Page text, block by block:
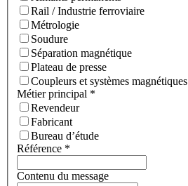
Rail / Industrie ferroviaire
Métrologie
Soudure
Séparation magnétique
Plateau de presse
Coupleurs et systèmes magnétiques
Métier principal *
Revendeur
Fabricant
Bureau d’étude
Référence *
Contenu du message